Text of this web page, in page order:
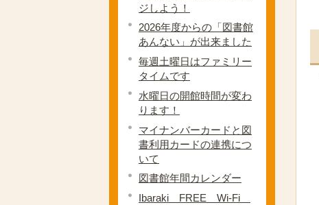
ジしよう！
2026年度からの「図書館
あんない」が出来ました
毎週土曜日はファミリー
タイムです
水曜日の開館時間が変わ
ります！
マイナンバーカードと図
書利用カードの連携につ
いて
図書館年間カレンダー
Ibaraki FREE Wi-Fi